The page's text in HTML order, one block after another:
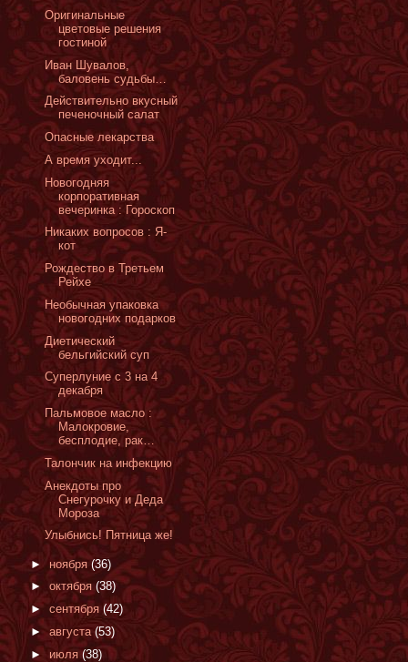
Оригинальные
цветовые решения
гостиной
Иван Шувалов,
баловень судьбы…
Действительно вкусный
печеночный салат
Опасные лекарства
А время уходит...
Новогодняя
корпоративная
вечеринка : Гороскоп
Никаких вопросов : Я-
кот
Рождество в Третьем
Рейхе
Необычная упаковка
новогодних подарков
Диетический
бельгийский суп
Суперлуние с 3 на 4
декабря
Пальмовое масло :
Малокровие,
бесплодие, рак…
Талончик на инфекцию
Анекдоты про
Снегурочку и Деда
Мороза
Улыбнись! Пятница же!
► ноября(36)
► октября(38)
► сентября (42)
► августа (53)
► июля(38)